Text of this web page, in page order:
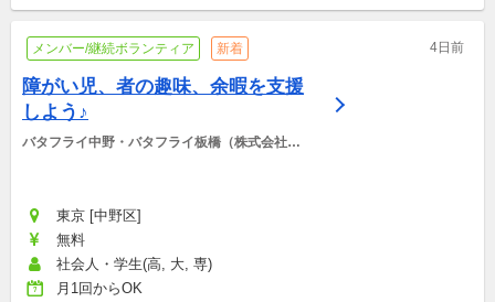
メンバー/継続ボランティア 新着 4日前
障がい児、者の趣味、余暇を支援
しよう♪
バタフライ中野・バタフライ板橋（株式会社
東京 [中野区]
無料
社会人・学生(高, 大, 専)
月1回からOK